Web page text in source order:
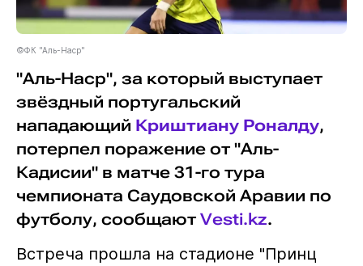
©ФК "Аль-Наср"
"Аль-Наср", за который выступает
звёздный португальский
нападающий Криштиану Роналду,
потерпел поражение от "Аль-
Кадисии" в матче 31-го тура
чемпионата Саудовской Аравии по
футболу, сообщают Vesti.kz.
Встреча прошла на стадионе "Принц